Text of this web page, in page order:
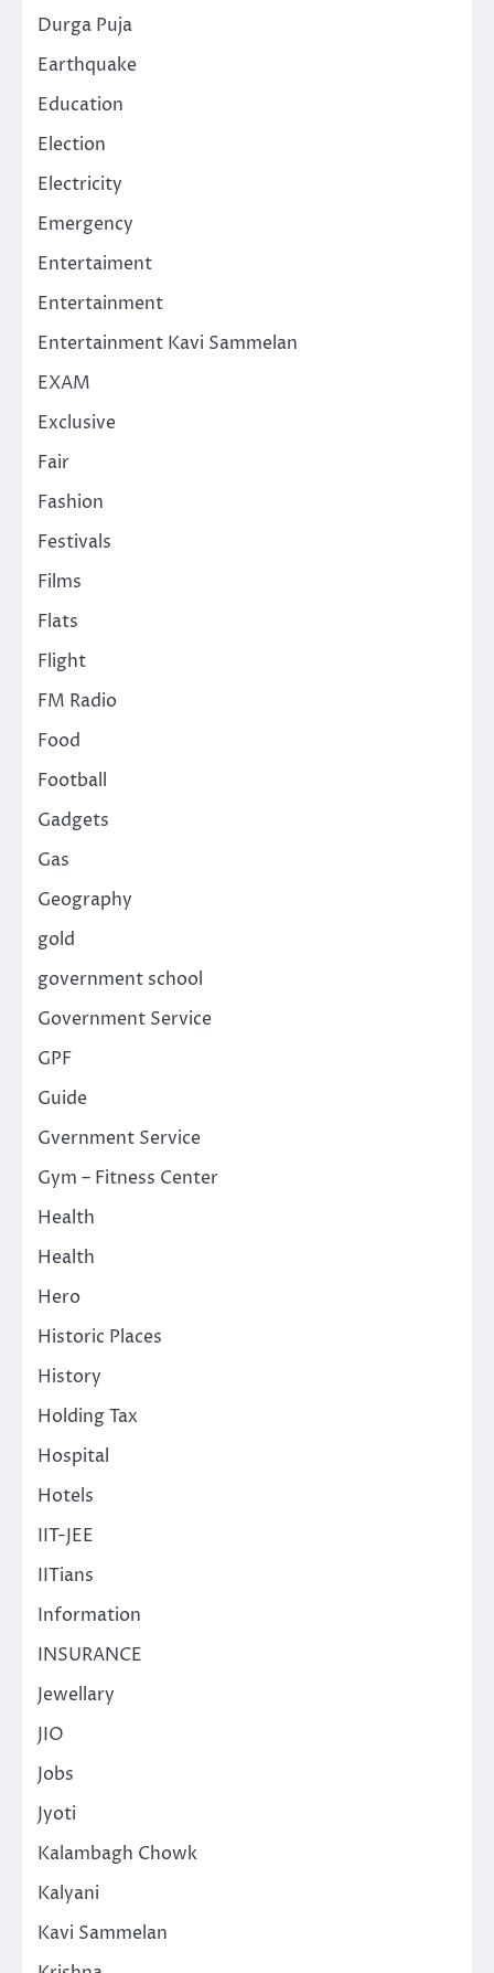
Durga Puja
Earthquake
Education
Election
Electricity
Emergency
Entertaiment
Entertainment
Entertainment Kavi Sammelan
EXAM
Exclusive
Fair
Fashion
Festivals
Films
Flats
Flight
FM Radio
Food
Football
Gadgets
Gas
Geography
gold
government school
Government Service
GPF
Guide
Gvernment Service
Gym – Fitness Center
Health
Health
Hero
Historic Places
History
Holding Tax
Hospital
Hotels
IIT-JEE
IITians
Information
INSURANCE
Jewellary
JIO
Jobs
Jyoti
Kalambagh Chowk
Kalyani
Kavi Sammelan